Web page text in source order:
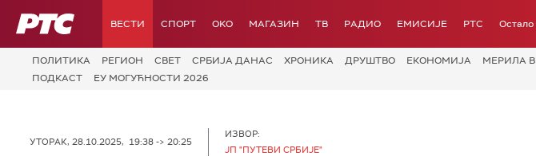
РТС ВЕСТИ СПОРТ OKO МАГАЗИН ТВ РАДИО ЕМИСИЈЕ РТС Остало
ПОЛИТИКА РЕГИОН СВЕТ СРБИЈА ДАНАС ХРОНИКА ДРУШТВО ЕКОНОМИЈА МЕРИЛА
ПОДКАСТ
ЕУ МОГУЋНОСТИ 2026
УТОРАК, 28.10.2025, 19:38 -> 20:25
ИЗВОР:
ЈП "ПУТЕВИ СРБИЈЕ"